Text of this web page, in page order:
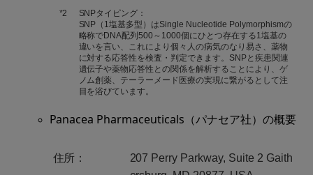
*2
SNPタイピング：
SNP（1塩基多型）はSingle Nucleotide Polymorphismの
略称でDNA配列500～1000個にひとつ存在する1塩基の
違いを言い、これにより個々人の病気のなり易さ、薬物
に対する応答性を検査・判定できます。SNPと疾患関連
遺伝子や薬物応答性との関係を解析することにより、ゲ
ノム創薬、テーラーメード医療の実現に繋がるとして注
目を浴びています。
Panacea Pharmaceuticals（パナセア社）の概要
住所：
207 Perry Parkway, Suite 2 Gaith